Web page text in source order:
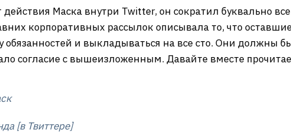
Маска внутри Twitter, он сократил буквально
корпоративных рассылок описывала то, что
обязанностей и выкладываться на все сто. Они должны
согласие с вышеизложенным. Давайте вместе
[в Твиттере]